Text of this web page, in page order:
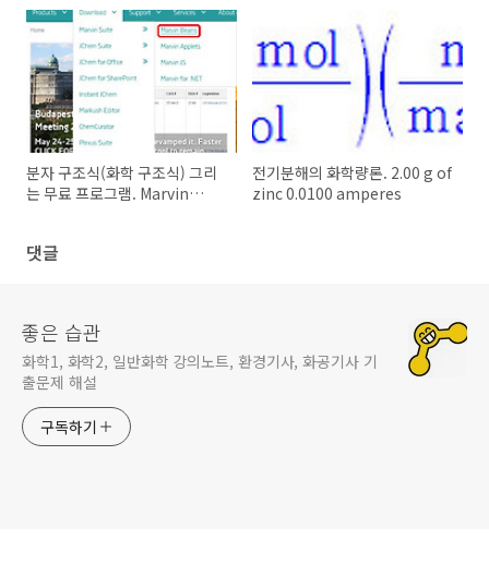
분자 구조식(화학 구조식) 그리
는 무료 프로그램. Marvin
전기분해의 화학량론. 2.00 g of
zinc 0.0100 amperes
댓글
좋은 습관
화학1, 화학2, 일반화학 강의노트, 환경기사, 화공기사 기
출문제 해설
구독하기